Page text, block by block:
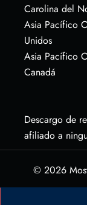
Carolina del
Asia Pacífico
Unidos
Asia Pacífico
Canadá
Descargo de
afiliado a
© 2026